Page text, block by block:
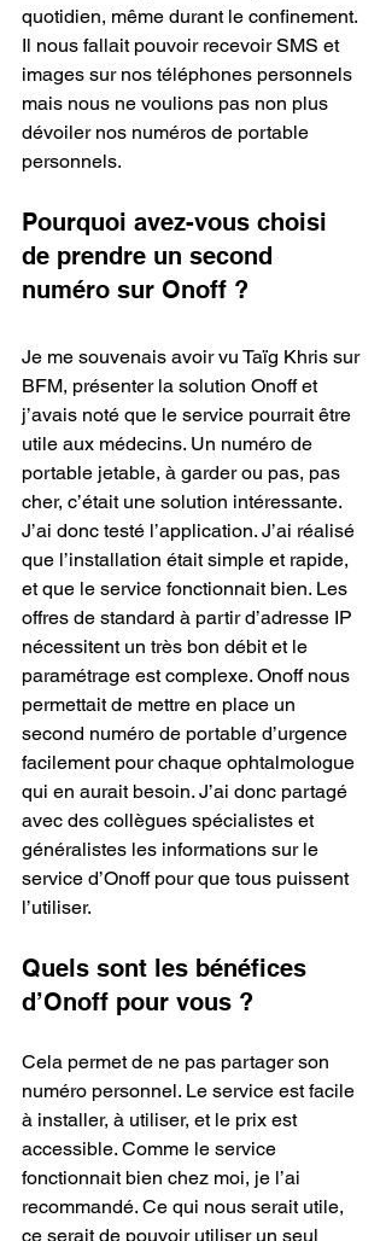
quotidien, même durant le confinement.
Il nous fallait pouvoir recevoir SMS et
images sur nos téléphones personnels
mais nous ne voulions pas non plus
dévoiler nos numéros de portable
personnels.
Pourquoi avez-vous choisi
de prendre un second
numéro sur Onoff ?
Je me souvenais avoir vu Taïg Khris sur
BFM, présenter la solution Onoff et
j’avais noté que le service pourrait être
utile aux médecins. Un numéro de
portable jetable, à garder ou pas, pas
cher, c’était une solution intéressante.
J’ai donc testé l’application. J’ai réalisé
que l’installation était simple et rapide,
et que le service fonctionnait bien. Les
offres de standard à partir d’adresse IP
nécessitent un très bon débit et le
paramétrage est complexe. Onoff nous
permettait de mettre en place un
second numéro de portable d’urgence
facilement pour chaque ophtalmologue
qui en aurait besoin. J’ai donc partagé
avec des collègues spécialistes et
généralistes les informations sur le
service d’Onoff pour que tous puissent
l’utiliser.
Quels sont les bénéfices
d’Onoff pour vous ?
Cela permet de ne pas partager son
numéro personnel. Le service est facile
à installer, à utiliser, et le prix est
accessible. Comme le service
fonctionnait bien chez moi, je l’ai
recommandé. Ce qui nous serait utile,
ce serait de pouvoir utiliser un seul